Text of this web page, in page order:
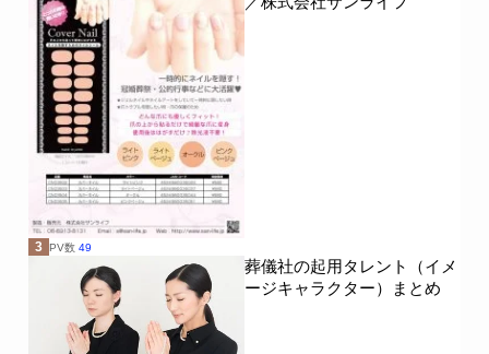
3 PV数 49
葬儀社の起用タレント（イメ
ージキャラクター）まとめ